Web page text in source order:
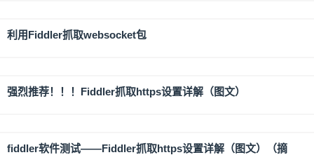
利用Fiddler抓取websocket包
强烈推荐！！！Fiddler抓取https设置详解（图文）
fiddler软件测试——Fiddler抓取https设置详解（图文）（摘